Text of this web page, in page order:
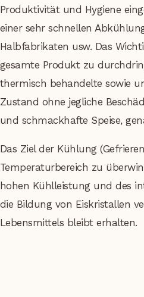
Produktivität und Hygiene
einer sehr schnellen
Halbfabrikaten usw. Das
gesamte Produkt zu
thermisch behandelte sowie
Zustand ohne jegliche
und schmackhafte Speise,
Das Ziel der Kühlung
Temperaturbereich zu
hohen Kühlleistung und des
die Bildung von Eiskristallen
Lebensmittels bleibt erhalten.